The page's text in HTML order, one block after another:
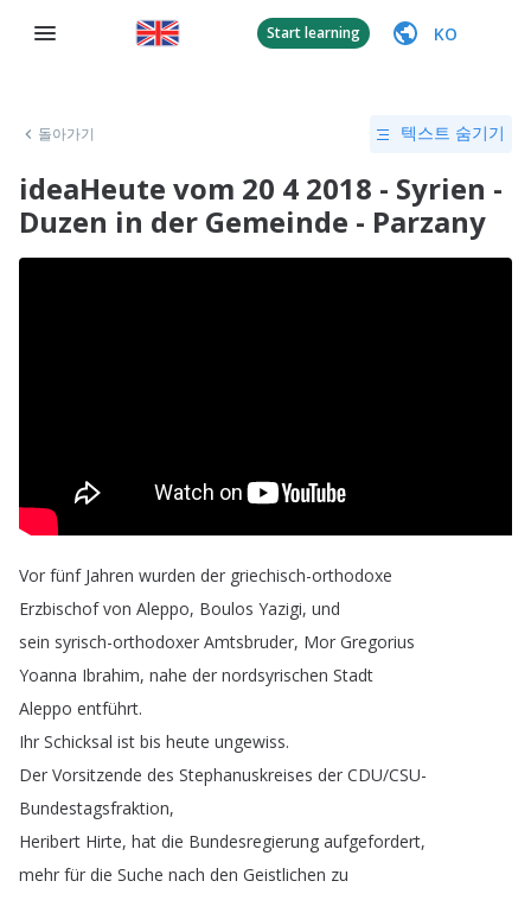
Start learning KO
돌아가기 텍스트 숨기기
ideaHeute vom 20 4 2018 - Syrien -
Duzen in der Gemeinde - Parzany
Vor fünf Jahren wurden der griechisch-orthodoxe
Erzbischof von Aleppo, Boulos Yazigi, und
sein syrisch-orthodoxer Amtsbruder, Mor Gregorius
Yoanna Ibrahim, nahe der nordsyrischen Stadt
Aleppo entführt.
Ihr Schicksal ist bis heute ungewiss.
Der Vorsitzende des Stephanuskreises der CDU/CSU-
Bundestagsfraktion,
Heribert Hirte, hat die Bundesregierung aufgefordert,
mehr für die Suche nach den Geistlichen zu